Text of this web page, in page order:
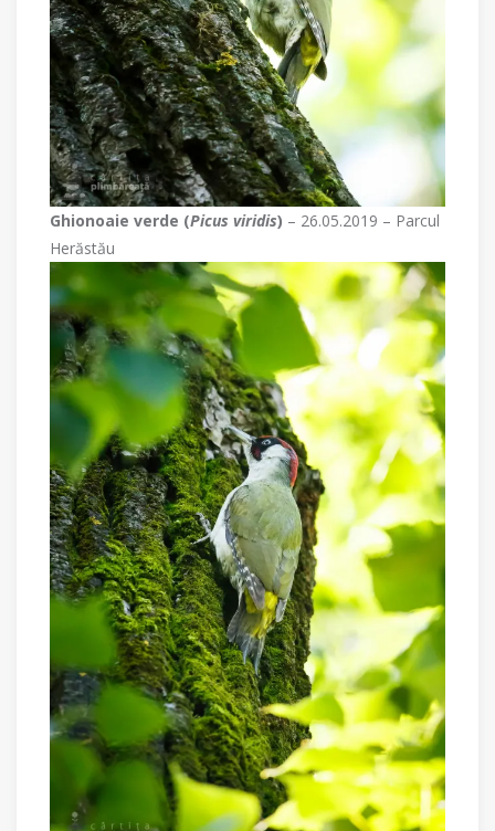
Ghionoaie verde (Picus viridis) – 26.05.2019 – Parcul
Herăstău